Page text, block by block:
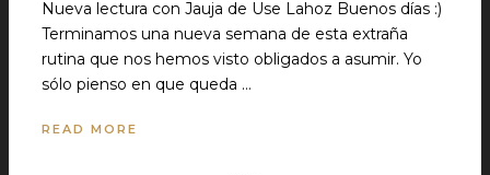
Nueva lectura con Jauja de Use Lahoz Buenos días :)
Terminamos una nueva semana de esta extraña
rutina que nos hemos visto obligados a asumir. Yo
sólo pienso en que queda …
READ MORE